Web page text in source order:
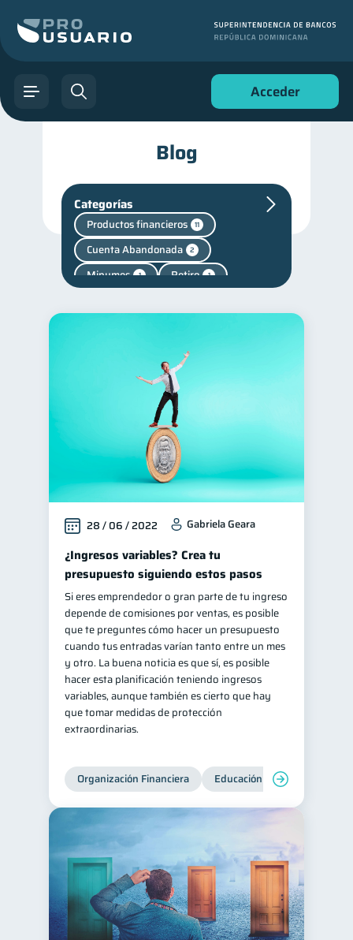
Acceder
Blog
Categorías
Productos financieros 11
Cuenta Abandonada 2
Mipymes 1 Retiro 1
Educación financiera 31
Finanzas para jóvenes
Control de deudas
Finanzas familiares
Inclusión financiera
Bienestar financiero 22
Finanzas para mujeres 20
Seguridad financiera 13
Salud financiera 12
Organización Financiera 10
Deudas 10
Entidad financiera 8
Préstamos Ahorro 8
Consejos 6
Tarjeta de crédito
Historial crediticio
Servicios 4
Derechos & Deberes 4
Superintendencia de Bancos
Vacaciones
Criptomonedas 2
Inversiones 2
Cuenta Inactiva 1
28 / 06 / 2022 Gabriela Geara
¿Ingresos variables? Crea tu
presupuesto siguiendo estos pasos
Si eres emprendedor o gran parte de tu ingreso
depende de comisiones por ventas, es posible
que te preguntes cómo hacer un presupuesto
cuando tus entradas varían tanto entre un mes
y otro. La buena noticia es que sí, es posible
hacer esta planificación teniendo ingresos
variables, aunque también es cierto que hay
que tomar medidas de protección
extraordinarias.
Organización Financiera Educación financiera